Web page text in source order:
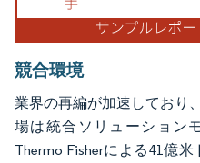
競合環境
業界の再編が加速しており
場は統合ソリューション
Thermo Fisherによる41億